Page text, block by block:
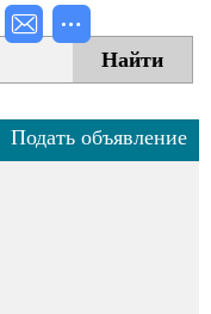
Подать объявление